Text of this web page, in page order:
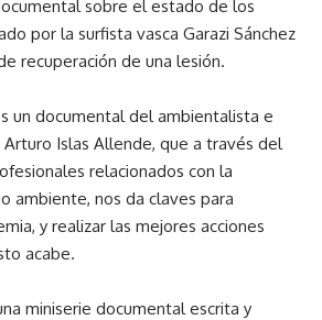
sobre el estado de los
por la surfista vasca Garazi Sánchez
recuperación de una lesión.
un documental del ambientalista e
Arturo Islas Allende, que a través del
relacionados con la
ambiente, nos da claves para
y realizar las mejores acciones
acabe.
miniserie documental escrita y